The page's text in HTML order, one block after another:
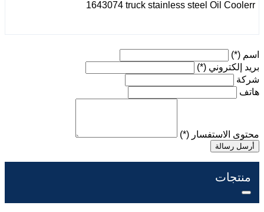
اسم (*)
بريد إلكتروني (*)
شركة
هاتف
محتوى الاستفسار (*)
أرسل رسالة
منتجات